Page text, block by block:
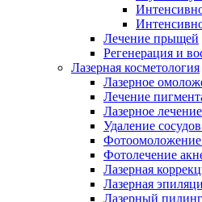
Лечение прыщей
Регенерация и
Лазерная косметология
Лазерное
Лечение
Лазерное
Удаление
Фотоомоложение
Фотолечение
Лазерная
Лазерная
Лазерный